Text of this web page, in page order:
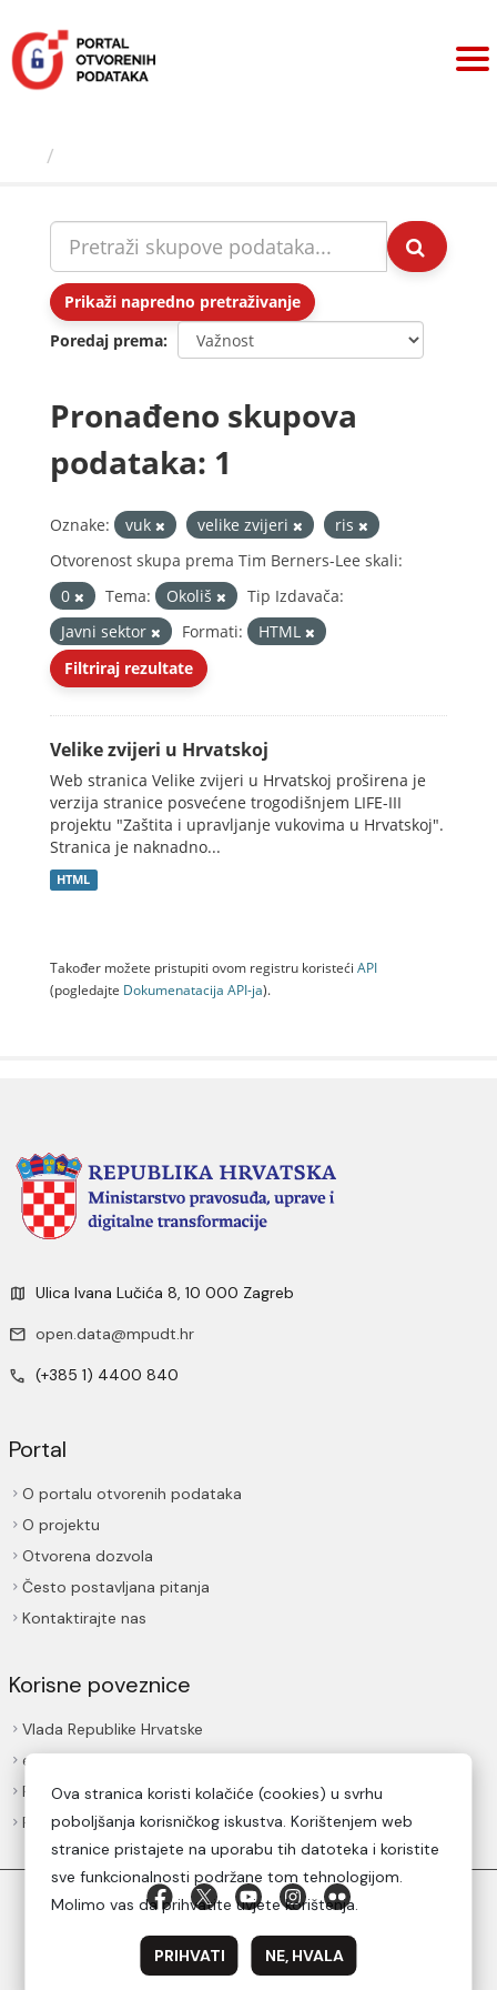
sadržaj
Prikaži napredno pretraživanje
Poredaj prema
Pronađeno skupova
podataka: 1
Oznake: vuk velike zvijeri
ris
Otvorenost skupa prema Tim Berners-Lee skali:
0
Tema: Okoliš
Tip Izdavača:
Javni sektor
Formati:
HTML
Filtriraj rezultate
Velike zvijeri u Hrvatskoj
Web stranica Velike zvijeri u Hrvatskoj proširena je
verzija stranice posvećene trogodišnjem LIFE-III
projektu "Zaštita i upravljanje vukovima u Hrvatskoj".
Stranica je naknadno...
HTML
Također možete pristupiti ovom registru koristeći API
(pogledajte Dokumenаtаcijа API-jа).